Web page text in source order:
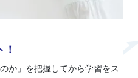
か」を把握してから学習をス